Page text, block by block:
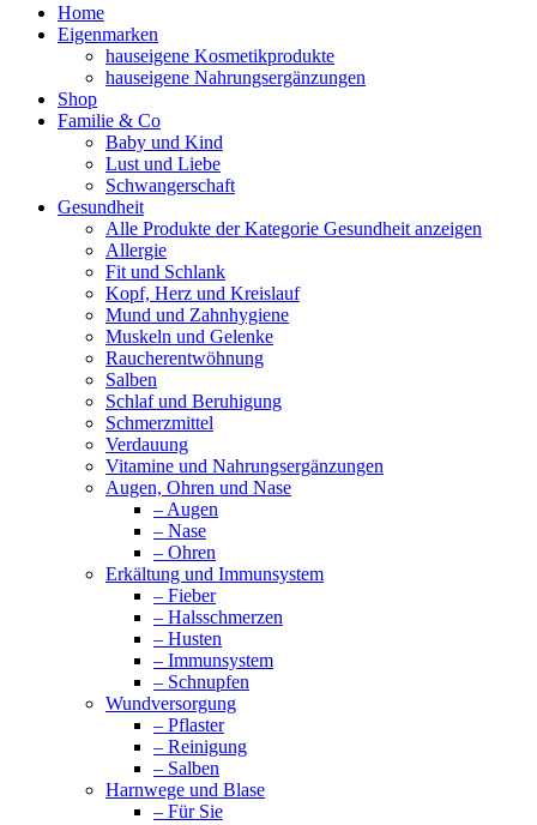
Home
Eigenmarken
hauseigene Kosmetikprodukte
hauseigene Nahrungsergänzungen
Shop
Familie & Co
Baby und Kind
Lust und Liebe
Schwangerschaft
Gesundheit
Alle Produkte der Kategorie Gesundheit anzeigen
Allergie
Fit und Schlank
Kopf, Herz und Kreislauf
Mund und Zahnhygiene
Muskeln und Gelenke
Raucherentwöhnung
Salben
Schlaf und Beruhigung
Schmerzmittel
Verdauung
Vitamine und Nahrungsergänzungen
Augen, Ohren und Nase
– Augen
– Nase
– Ohren
Erkältung und Immunsystem
– Fieber
– Halsschmerzen
– Husten
– Immunsystem
– Schnupfen
Wundversorgung
– Pflaster
– Reinigung
– Salben
Harnwege und Blase
– Für Sie